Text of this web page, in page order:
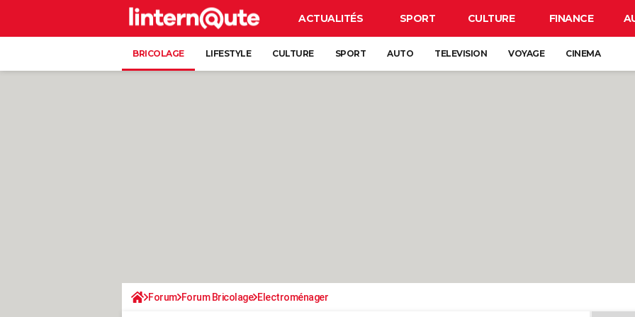
ACTUALITÉS SPORT CULTURE FINANCE
BRICOLAGE LIFESTYLE CULTURE SPORT AUTO TELEVISION VOYAGE CINEMA
Forum Forum Bricolage Electroménager